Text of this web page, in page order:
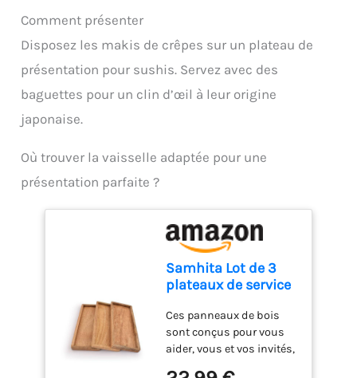
Comment présenter
Disposez les makis de crêpes sur un plateau de
présentation pour sushis. Servez avec des
baguettes pour un clin d’œil à leur origine
japonaise.
Où trouver la vaisselle adaptée pour une
présentation parfaite ?
Samhita Lot de 3
plateaux de service
de manguier avec
bord surélevé pour
présenter des fruits,
des collations, des
Ces panneaux de bois
sont conçus pour vous
aider, vous et vos invités,